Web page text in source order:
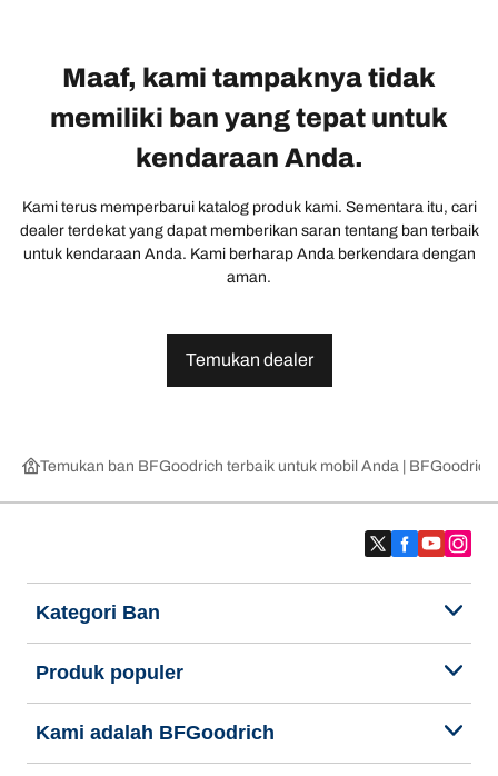
Maaf, kami tampaknya tidak
memiliki ban yang tepat untuk
kendaraan Anda.
Kami terus memperbarui katalog produk kami. Sementara itu, cari
dealer terdekat yang dapat memberikan saran tentang ban terbaik
untuk kendaraan Anda. Kami berharap Anda berkendara dengan
aman.
Temukan dealer
Temukan ban BFGoodrich terbaik untuk mobil Anda |
Kategori Ban
Produk populer
Kami adalah BFGoodrich